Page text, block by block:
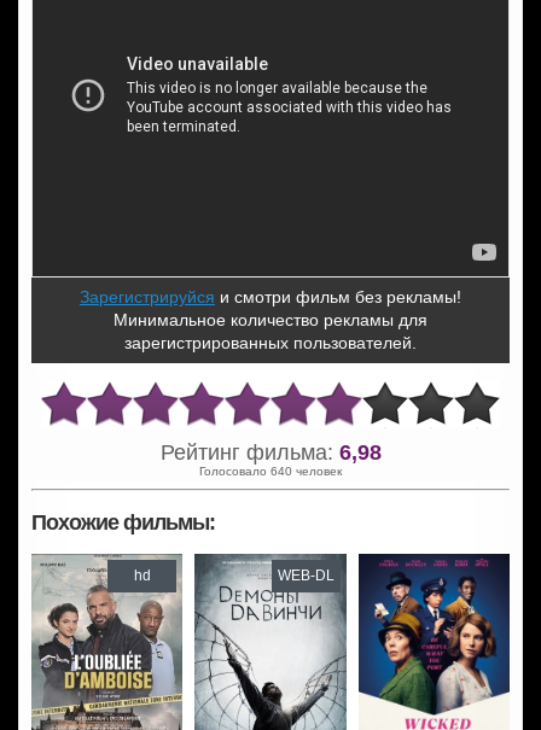
Зарегистрируйся и смотри фильм без рекламы!
Минимальное количество рекламы для
зарегистрированных пользователей.
Рейтинг фильма: 6,98
Голосовало 640 человек
Похожие фильмы:
hd WEB-DL